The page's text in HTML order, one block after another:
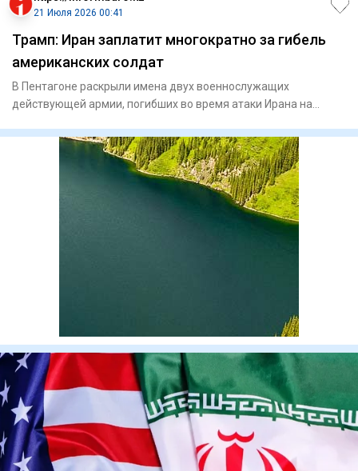
21 Июля 2026 00:41
Трамп: Иран заплатит многократно за гибель
американских солдат
В Пентагоне раскрыли имена двух военнослужащих
действующей армии, погибших во время атаки Ирана на